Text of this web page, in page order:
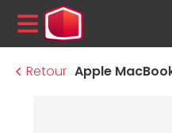
MENU
Retour